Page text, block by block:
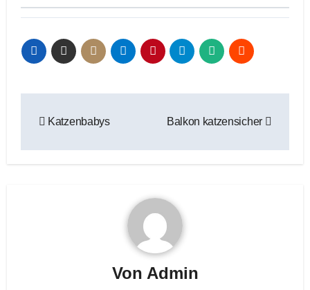
Katzenbabys Balkon katzensicher
Von Admin